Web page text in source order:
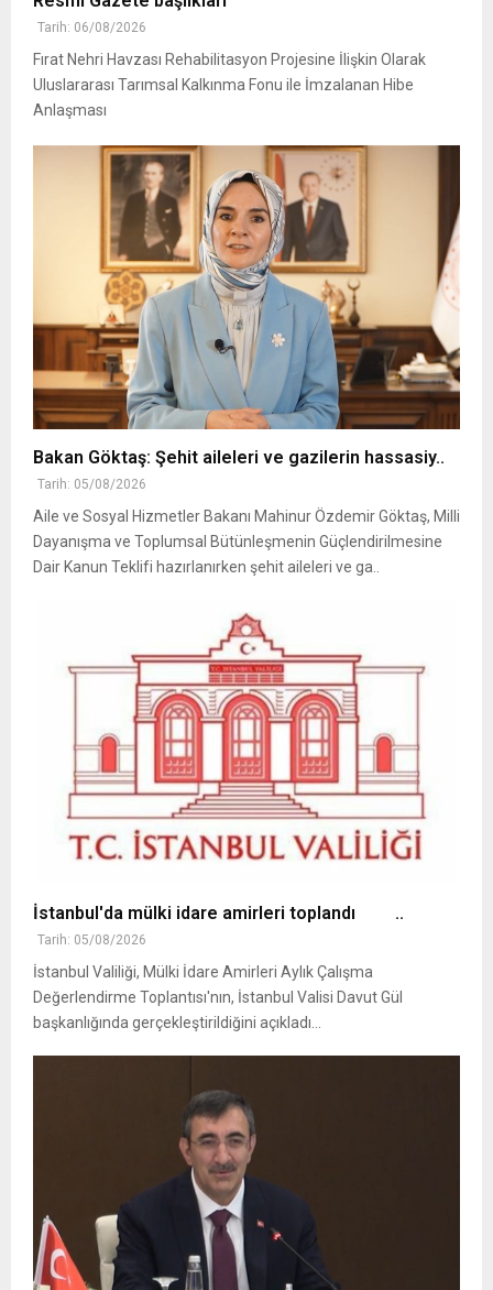
Tarih: 06/08/2026
Fırat Nehri Havzası Rehabilitasyon Projesine İlişkin Olarak
Uluslararası Tarımsal Kalkınma Fonu ile İmzalanan Hibe
Anlaşması
Bakan Göktaş: Şehit aileleri ve gazilerin hassasiy..
Tarih: 05/08/2026
Aile ve Sosyal Hizmetler Bakanı Mahinur Özdemir Göktaş, Milli
Dayanışma ve Toplumsal Bütünleşmenin Güçlendirilmesine
Dair Kanun Teklifi hazırlanırken şehit aileleri ve ga..
İstanbul'da mülki idare amirleri toplandı ..
Tarih: 05/08/2026
İstanbul Valiliği, Mülki İdare Amirleri Aylık Çalışma
Değerlendirme Toplantısı'nın, İstanbul Valisi Davut Gül
başkanlığında gerçekleştirildiğini açıkladı...